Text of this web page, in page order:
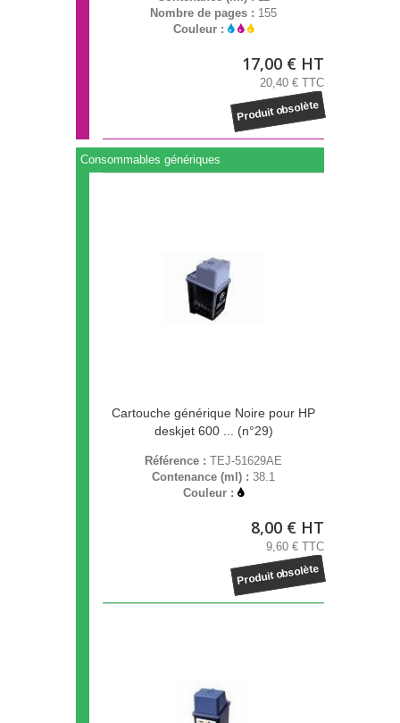
Nombre de pages : 155
Couleur :
17,00 € HT
20,40 € TTC
Produit obsolète
Consommables génériques
Cartouche générique Noire pour HP
deskjet 600 ... (n°29)
Référence : TEJ-51629AE
Contenance (ml) : 38.1
Couleur :
8,00 € HT
9,60 € TTC
Produit obsolète